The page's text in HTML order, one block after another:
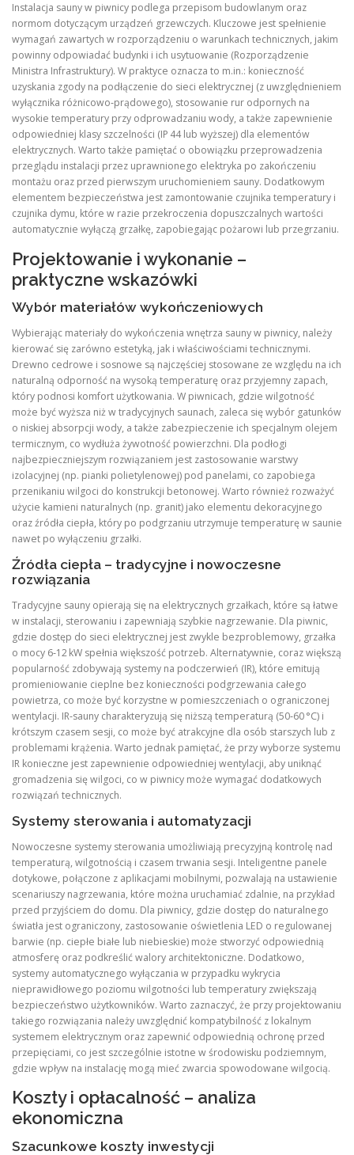
Instalacja sauny w piwnicy podlega przepisom budowlanym oraz
normom dotyczącym urządzeń grzewczych. Kluczowe jest spełnienie
wymagań zawartych w rozporządzeniu o warunkach technicznych, jakim
powinny odpowiadać budynki i ich usytuowanie (Rozporządzenie
Ministra Infrastruktury). W praktyce oznacza to m.in.: konieczność
uzyskania zgody na podłączenie do sieci elektrycznej (z uwzględnieniem
wyłącznika różnicowo‑prądowego), stosowanie rur odpornych na
wysokie temperatury przy odprowadzaniu wody, a także zapewnienie
odpowiedniej klasy szczelności (IP 44 lub wyższej) dla elementów
elektrycznych. Warto także pamiętać o obowiązku przeprowadzenia
przeglądu instalacji przez uprawnionego elektryka po zakończeniu
montażu oraz przed pierwszym uruchomieniem sauny. Dodatkowym
elementem bezpieczeństwa jest zamontowanie czujnika temperatury i
czujnika dymu, które w razie przekroczenia dopuszczalnych wartości
automatycznie wyłączą grzałkę, zapobiegając pożarowi lub przegrzaniu.
Projektowanie i wykonanie –
praktyczne wskazówki
Wybór materiałów wykończeniowych
Wybierając materiały do wykończenia wnętrza sauny w piwnicy, należy
kierować się zarówno estetyką, jak i właściwościami technicznymi.
Drewno cedrowe i sosnowe są najczęściej stosowane ze względu na ich
naturalną odporność na wysoką temperaturę oraz przyjemny zapach,
który podnosi komfort użytkowania. W piwnicach, gdzie wilgotność
może być wyższa niż w tradycyjnych saunach, zaleca się wybór gatunków
o niskiej absorpcji wody, a także zabezpieczenie ich specjalnym olejem
termicznym, co wydłuża żywotność powierzchni. Dla podłogi
najbezpieczniejszym rozwiązaniem jest zastosowanie warstwy
izolacyjnej (np. pianki polietylenowej) pod panelami, co zapobiega
przenikaniu wilgoci do konstrukcji betonowej. Warto również rozważyć
użycie kamieni naturalnych (np. granit) jako elementu dekoracyjnego
oraz źródła ciepła, który po podgrzaniu utrzymuje temperaturę w saunie
nawet po wyłączeniu grzałki.
Źródła ciepła – tradycyjne i nowoczesne
rozwiązania
Tradycyjne sauny opierają się na elektrycznych grzałkach, które są łatwe
w instalacji, sterowaniu i zapewniają szybkie nagrzewanie. Dla piwnic,
gdzie dostęp do sieci elektrycznej jest zwykle bezproblemowy, grzałka
o mocy 6‑12 kW spełnia większość potrzeb. Alternatywnie, coraz większą
popularność zdobywają systemy na podczerwień (IR), które emitują
promieniowanie cieplne bez konieczności podgrzewania całego
powietrza, co może być korzystne w pomieszczeniach o ograniczonej
wentylacji. IR‑sauny charakteryzują się niższą temperaturą (50‑60 °C) i
krótszym czasem sesji, co może być atrakcyjne dla osób starszych lub z
problemami krążenia. Warto jednak pamiętać, że przy wyborze systemu
IR konieczne jest zapewnienie odpowiedniej wentylacji, aby uniknąć
gromadzenia się wilgoci, co w piwnicy może wymagać dodatkowych
rozwiązań technicznych.
Systemy sterowania i automatyzacji
Nowoczesne systemy sterowania umożliwiają precyzyjną kontrolę nad
temperaturą, wilgotnością i czasem trwania sesji. Inteligentne panele
dotykowe, połączone z aplikacjami mobilnymi, pozwalają na ustawienie
scenariuszy nagrzewania, które można uruchamiać zdalnie, na przykład
przed przyjściem do domu. Dla piwnicy, gdzie dostęp do naturalnego
światła jest ograniczony, zastosowanie oświetlenia LED o regulowanej
barwie (np. ciepłe białe lub niebieskie) może stworzyć odpowiednią
atmosferę oraz podkreślić walory architektoniczne. Dodatkowo,
systemy automatycznego wyłączania w przypadku wykrycia
nieprawidłowego poziomu wilgotności lub temperatury zwiększają
bezpieczeństwo użytkowników. Warto zaznaczyć, że przy projektowaniu
takiego rozwiązania należy uwzględnić kompatybilność z lokalnym
systemem elektrycznym oraz zapewnić odpowiednią ochronę przed
przepięciami, co jest szczególnie istotne w środowisku podziemnym,
gdzie wpływ na instalację mogą mieć zwarcia spowodowane wilgocią.
Koszty i opłacalność – analiza
ekonomiczna
Szacunkowe koszty inwestycji